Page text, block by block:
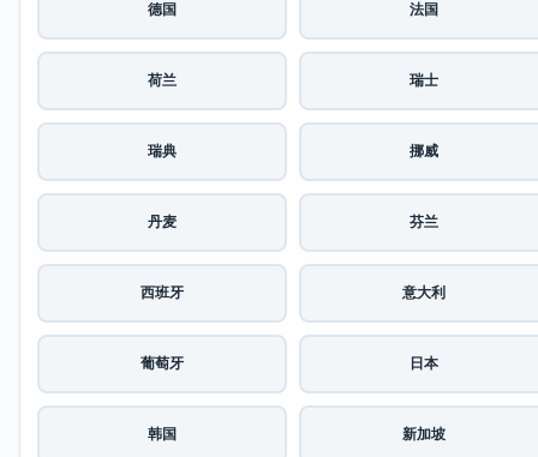
德国 法国
荷兰 瑞士
瑞典 挪威
丹麦 芬兰
西班牙 意大利
葡萄牙 日本
韩国 新加坡